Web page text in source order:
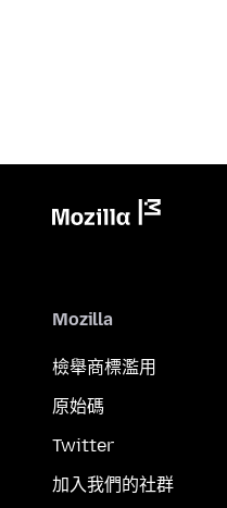
Mozilla
檢舉商標濫用
原始碼
Twitter
加入我們的社群